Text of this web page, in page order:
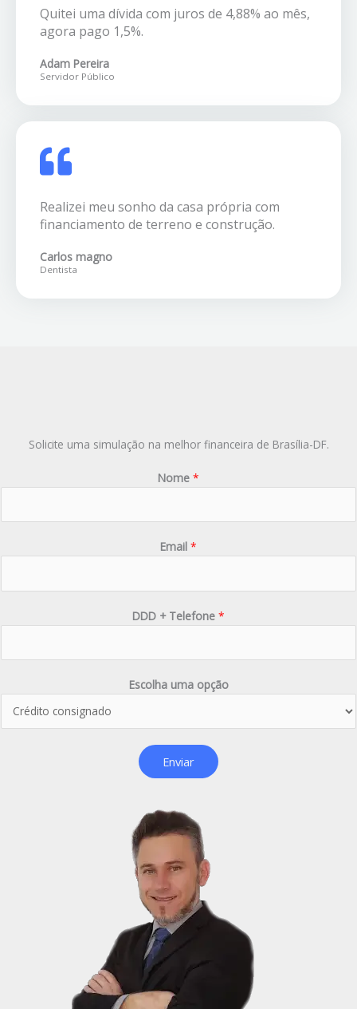
Quitei uma dívida com juros de 4,88% ao mês,
agora pago 1,5%.
Adam Pereira
Servidor Público
Realizei meu sonho da casa própria com
financiamento de terreno e construção.
Carlos magno
Dentista
Solicite uma simulação na melhor financeira de Brasília-DF.
Nome *
Email *
DDD + Telefone *
Escolha uma opção
Enviar